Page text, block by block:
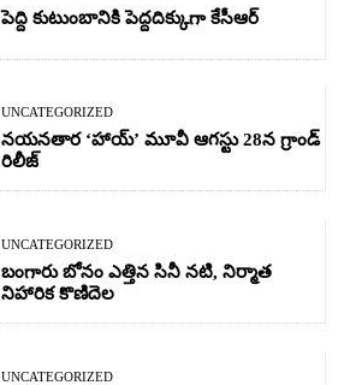
పెద్ది కుటుంబానికి పెద్దదిక్కుగా కేసీఆర్
UNCATEGORIZED
నయనతార ‘హాయ్’ మూవీ ఆగస్టు 28న గ్రాండ్
రిలీజ్
UNCATEGORIZED
బంగారు బోనం ఎత్తిన సినీ నటి, నిర్మాత
నిహారిక కొణిదెల
UNCATEGORIZED